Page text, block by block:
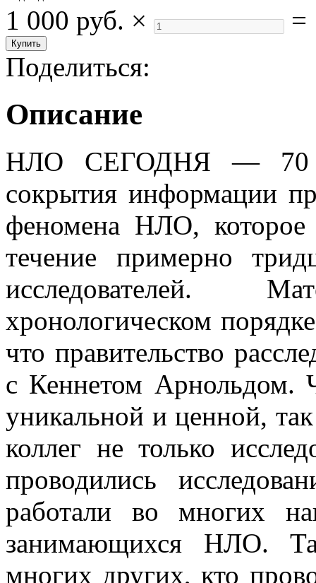
1 000 руб. × =
Поделиться:
Описание
НЛО СЕГОДНЯ — 70
сокрытия информации
феномена НЛО,
течение примерно
исследователей.
хронологическом
что правительство
с Кеннетом Арнольдом.
уникальной и ценной,
коллег не только
проводились
работали во многих
занимающихся НЛО.
многих других, кто